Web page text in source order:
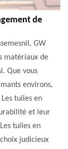
de
GW
matériaux de
Que vous
environs,
tuiles en
et leur
tuiles en
judicieux